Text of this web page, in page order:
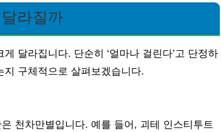
라질까
달라집니다. 단순히 ‘얼마나 걸린다’고 단정하
구체적으로 살펴보겠습니다.
천차만별입니다. 예를 들어, 괴테 인스티투트